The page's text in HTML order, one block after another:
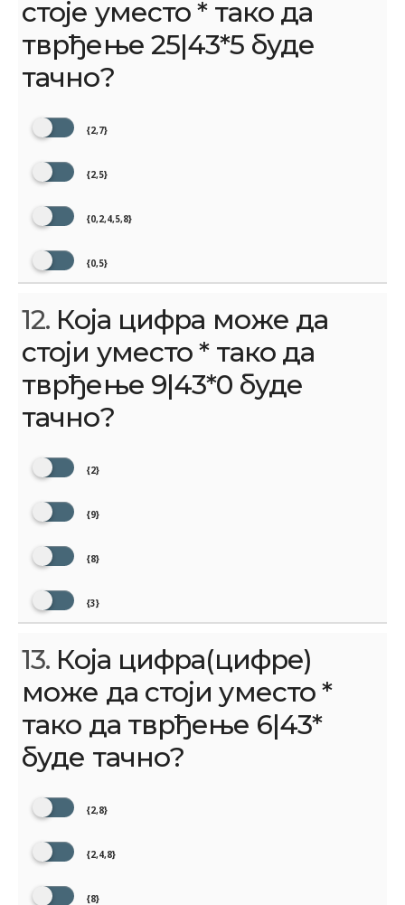
стоје уместо * тако да
тврђење 25|43*5 буде
тачно?
{2,7}
{2,5}
{0,2,4,5,8}
{0,5}
12. Која цифра може да
стоји уместо * тако да
тврђење 9|43*0 буде
тачно?
{2}
{9}
{8}
{3}
13. Која цифра(цифре)
може да стоји уместо *
тако да тврђење 6|43*
буде тачно?
{2,8}
{2,4,8}
{8}